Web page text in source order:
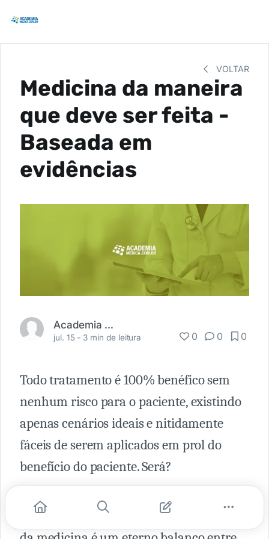
VOLTAR
Medicina da maneira
que deve ser feita -
Baseada em
evidências
Academia Médica
jul. 15 - 3 min de leitura 0 0 0
Todo tratamento é 100% benéfico sem
nenhum risco para o paciente, existindo
apenas cenários ideais e nitidamente
fáceis de serem aplicados em prol do
benefício do paciente. Será?
bem assim, o que acontece no dia a dia